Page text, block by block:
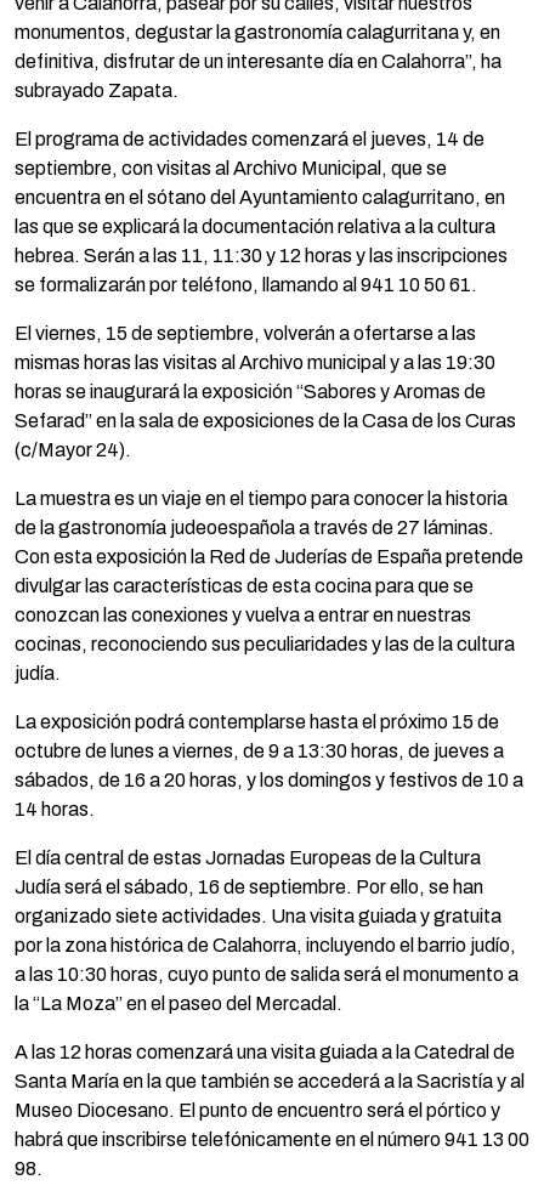
monumentos, degustar la gastronomía calagurritana y, en
definitiva, disfrutar de un interesante día en Calahorra”, ha
subrayado Zapata.
El programa de actividades comenzará el jueves, 14 de
septiembre, con visitas al Archivo Municipal, que se
encuentra en el sótano del Ayuntamiento calagurritano, en
las que se explicará la documentación relativa a la cultura
hebrea. Serán a las 11, 11:30 y 12 horas y las inscripciones
se formalizarán por teléfono, llamando al 941 10 50 61.
El viernes, 15 de septiembre, volverán a ofertarse a las
mismas horas las visitas al Archivo municipal y a las 19:30
horas se inaugurará la exposición “Sabores y Aromas de
Sefarad” en la sala de exposiciones de la Casa de los Curas
(c/Mayor 24).
La muestra es un viaje en el tiempo para conocer la historia
de la gastronomía judeoespañola a través de 27 láminas.
Con esta exposición la Red de Juderías de España pretende
divulgar las características de esta cocina para que se
conozcan las conexiones y vuelva a entrar en nuestras
cocinas, reconociendo sus peculiaridades y las de la cultura
judía.
La exposición podrá contemplarse hasta el próximo 15 de
octubre de lunes a viernes, de 9 a 13:30 horas, de jueves a
sábados, de 16 a 20 horas, y los domingos y festivos de 10 a
14 horas.
El día central de estas Jornadas Europeas de la Cultura
Judía será el sábado, 16 de septiembre. Por ello, se han
organizado siete actividades. Una visita guiada y gratuita
por la zona histórica de Calahorra, incluyendo el barrio judío,
a las 10:30 horas, cuyo punto de salida será el monumento a
la “La Moza” en el paseo del Mercadal.
A las 12 horas comenzará una visita guiada a la Catedral de
Santa María en la que también se accederá a la Sacristía y al
Museo Diocesano. El punto de encuentro será el pórtico y
habrá que inscribirse telefónicamente en el número 941 13 00
98.